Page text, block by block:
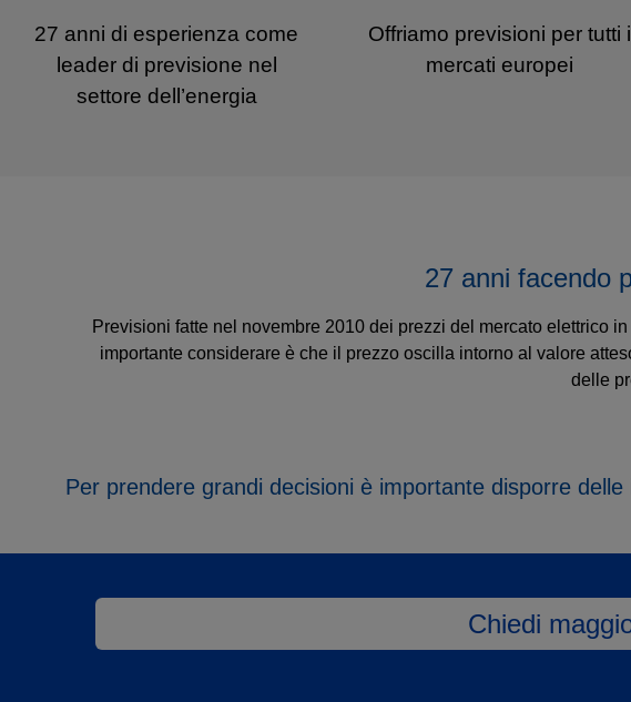
27 anni di esperienza come
leader di previsione nel
settore dell’energia
Offriamo previsioni per tutti i
mercati europei
27 anni facendo
Previsioni fatte nel novembre 2010 dei prezzi del mercato elettrico
importante considerare è che il prezzo oscilla intorno al valore
delle
Per prendere grandi decisioni è importante disporre
Chiedi